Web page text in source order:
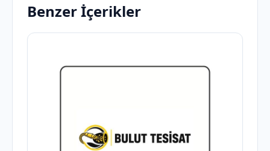
Benzer İçerikler